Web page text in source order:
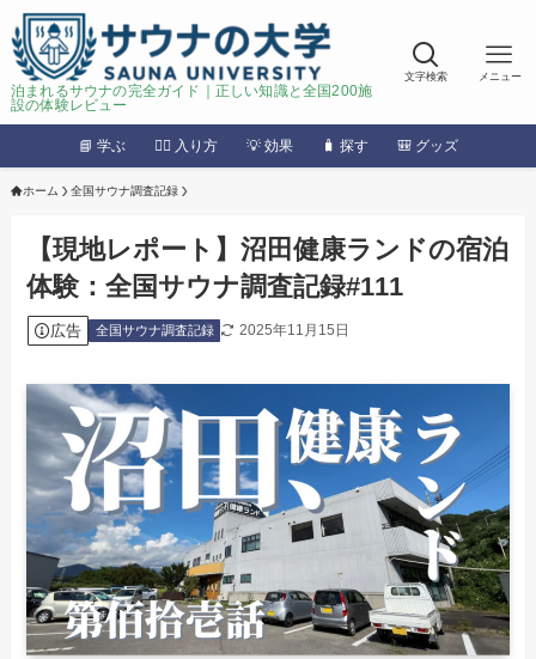
泊まれるサウナの完全ガイド｜正しい知識と全国200施
設の体験レビュー
文字検索 メニュー
📘 学ぶ 🧖‍♂️ 入り方 💡 効果 🧳 探す 🎒 グッズ
ホーム 全国サウナ調査記録
【現地レポート】沼田健康ランドの宿泊
体験：全国サウナ調査記録#111
広告 全国サウナ調査記録 2025年11月15日